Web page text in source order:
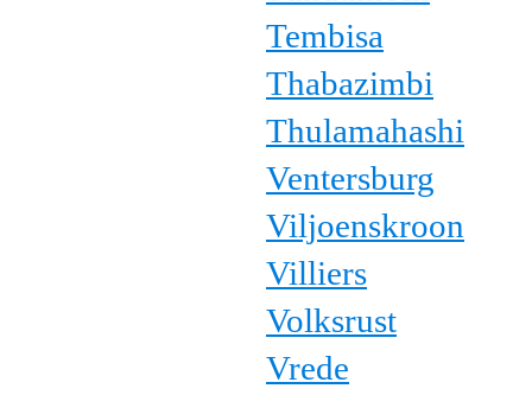
Tembisa
Thabazimbi
Thulamahashi
Ventersburg
Viljoenskroon
Villiers
Volksrust
Vrede